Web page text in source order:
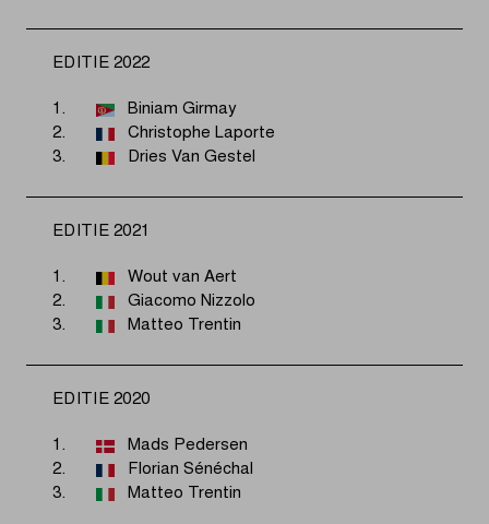
EDITIE 2022
1.
Biniam Girmay
2.
Christophe Laporte
3.
Dries Van Gestel
EDITIE 2021
1.
Wout van Aert
2.
Giacomo Nizzolo
3.
Matteo Trentin
EDITIE 2020
1.
Mads Pedersen
2.
Florian Sénéchal
3.
Matteo Trentin